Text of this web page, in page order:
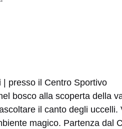
| presso il Centro Sportivo
bosco alla scoperta della
il canto degli uccelli.
magico. Partenza dal